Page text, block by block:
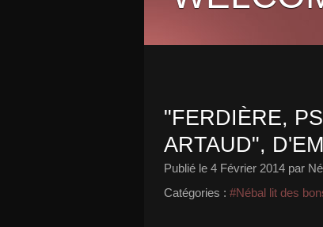
"FERDIÈRE,
ARTAUD",
Publié le 4 Février 2014 par
Catégories : #Nébal lit des